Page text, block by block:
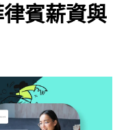
賓薪資與